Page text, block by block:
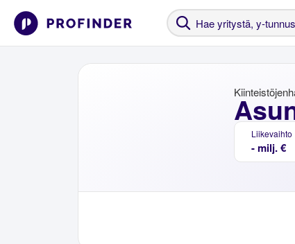
Liikevaihto
- milj. €